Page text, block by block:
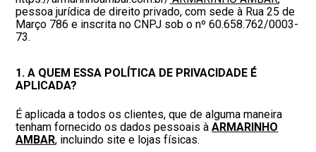
pessoa jurídica de direito privado, com sede à Rua 25 de
Março 786 e inscrita no CNPJ sob o nº 60.658.762/0003-
73.
1. A QUEM ESSA POLÍTICA DE PRIVACIDADE É
APLICADA?
É aplicada a todos os clientes, que de alguma maneira
tenham fornecido os dados pessoais àARMARINHO
AMBAR, incluindo site e lojas físicas.